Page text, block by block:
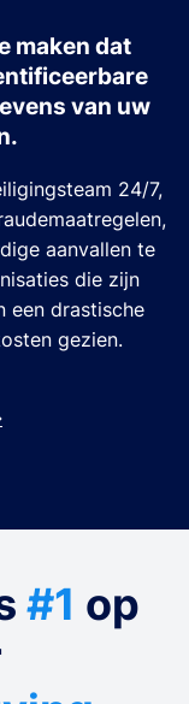
maken dat
van uw
24/7,
aanvallen te
die zijn
een drastische
gezien.
#1 op